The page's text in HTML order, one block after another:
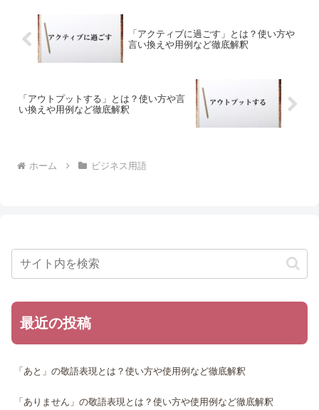
「アクティブに過ごす」とは？使い方や
言い換えや用例など徹底解釈
「アウトプットする」とは？使い方や言
い換えや用例など徹底解釈
ホーム ビジネス用語
最近の投稿
「あと」の敬語表現とは？使い方や使用例など徹底解釈
「ありません」の敬語表現とは？使い方や使用例など徹底解釈